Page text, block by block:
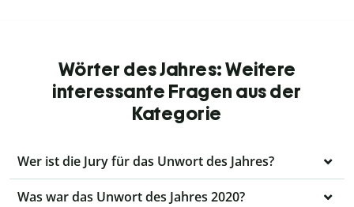
Wörter des Jahres: Weitere
interessante Fragen aus der
Kategorie
Wer ist die Jury für das Unwort des Jahres?
Was war das Unwort des Jahres 2020?